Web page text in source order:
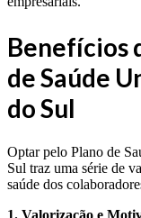
Benefícios
de Saúde
do Sul
Optar pelo Plano de
Sul traz uma série de
saúde dos
1. Valorização e